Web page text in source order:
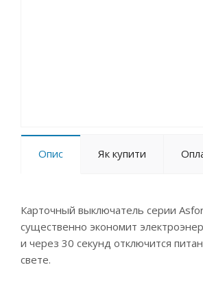
Опис Як купити
Карточный выключатель серии
существенно экономит
и через 30 секунд отключится
свете.